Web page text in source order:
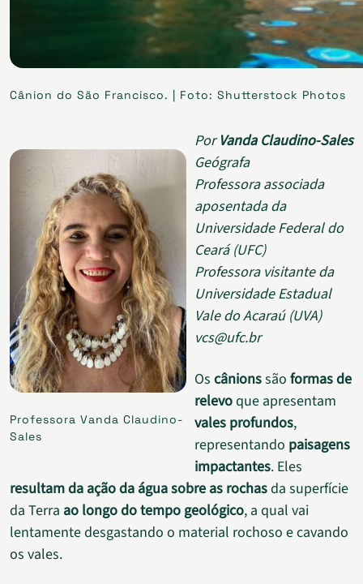
Cânion do São Francisco. | Foto: Shutterstock Photos
Professora Vanda Claudino-
Sales
PorVanda Claudino-Sales
Geógrafa
Professora associada
aposentada da
Universidade Federal do
Ceará (UFC)
Professora visitante da
Universidade Estadual
Vale do Acaraú (UVA)
vcs@ufc.br
Os cânionssão formas de
relevoque apresentam
vales profundos,
representando paisagens
impactantes. Eles
resultam da ação da água sobre as rochasda superfície
da Terra ao longo do tempo geológico, a qual vai
lentamente desgastando o material rochoso e cavando
os vales.